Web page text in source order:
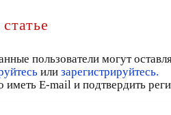
пользователи могут
или зарегистрируйтесь.
иметь E-mail и подтвердить